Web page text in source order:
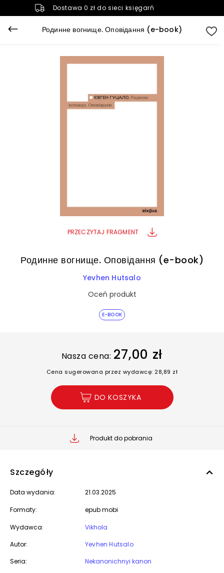
Dostawa 0 zł do sieci księgarń
Родинне вогнище. Оповідання (e-book)
PRZECZYTAJ FRAGMENT
E-BOOK
Родинне вогнище. Оповідання (e-book)
Yevhen Hutsalo
Oceń produkt
Nasza cena: 27,00 zł
Cena sugerowana przez wydawcę: 28,89 zł
DO KOSZYKA
Produkt do pobrania
Szczegóły
Data wydania: 21.03.2025
Formaty: epub mobi
Wydawca:
Vikhola
Autor:
Yevhen Hutsalo
Seria:
Nekanonichnyi kanon